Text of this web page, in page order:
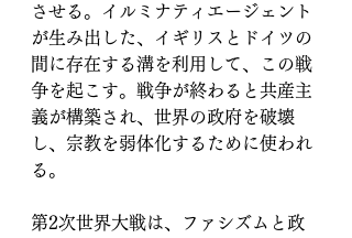
させる。イルミナティエージェント
が生み出した、イギリスとドイツの
間に存在する溝を利用して、この戦
争を起こす。戦争が終わると共産主
義が構築され、世界の政府を破壊
し、宗教を弱体化するために使われ
る。
第2次世界大戦は、ファシズムと政